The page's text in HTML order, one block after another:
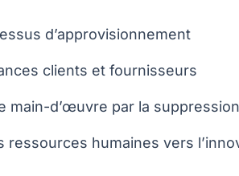
d’approvisionnement
clients et fournisseurs
main-d’œuvre par la
ressources humaines vers